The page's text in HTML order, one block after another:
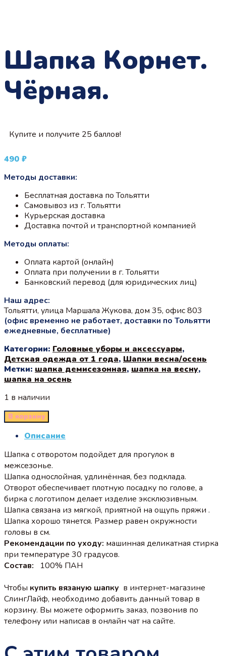
Шапка Корнет.
Чёрная.
Купите и получите 25 баллов!
490 ₽
Методы доставки:
Бесплатная доставка по Тольятти
Самовывоз из г. Тольятти
Курьерская доставка
Доставка почтой и транспортной компанией
Методы оплаты:
Оплата картой (онлайн)
Оплата при получении в г. Тольятти
Банковский перевод (для юридических лиц)
Наш адрес:
Тольятти, улица Маршала Жукова, дом 35, офис 803
(офис временно не работает, доставки по Тольятти
ежедневные, бесплатные)
Категории: Головные уборы и аксессуары,
Детская одежда от 1 года, Шапки весна/осень
Метки: шапка демисезонная, шапка на весну,
шапка на осень
1 в наличии
В корзину
Описание
Шапка с отворотом подойдет для прогулок в
межсезонье.
Шапка однослойная, удлинённая, без подклада.
Отворот обеспечивает плотную посадку по голове, а
бирка с логотипом делает изделие эксклюзивным.
Шапка связана из мягкой, приятной на ощупь пряжи .
Шапка хорошо тянется. Размер равен окружности
головы в см.
Рекомендации по уходу: машинная деликатная стирка
при температуре 30 градусов.
Состав: 100% ПАН
Чтобы купить вязаную шапку в интернет-магазине
СлингЛайф, необходимо добавить данный товар в
корзину. Вы можете оформить заказ, позвонив по
телефону или написав в онлайн чат на сайте.